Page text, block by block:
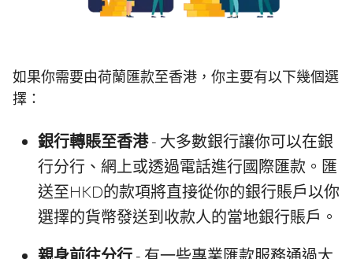
如果你需要由荷蘭匯款至香港，你主要有以下幾個選
擇：
銀行轉賬至香港- 大多數銀行讓你可以在銀
行分行、網上或透過電話進行國際匯款。匯
送至HKD的款項將直接從你的銀行賬戶以你
選擇的貨幣發送到收款人的當地銀行賬戶。
親身前往分行